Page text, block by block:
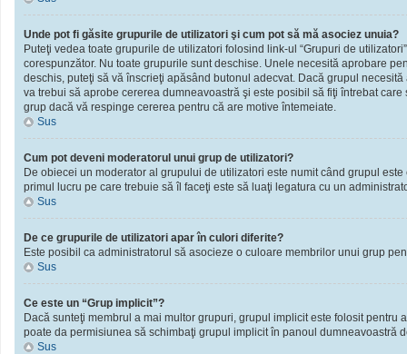
Unde pot fi găsite grupurile de utilizatori şi cum pot să mă asociez unuia?
Puteţi vedea toate grupurile de utilizatori folosind link-ul “Grupuri de
corespunzător. Nu toate grupurile sunt deschise. Unele necesită aprobare
deschis, puteţi să vă înscrieţi apăsând butonul adecvat. Dacă grupul
va trebui să aprobe cererea dumneavoastră şi este posibil să fiţi întrebat
grup dacă vă respinge cererea pentru că are motive întemeiate.
Sus
Cum pot deveni moderatorul unui grup de utilizatori?
De obiecei un moderator al grupului de utilizatori este numit când grupul
primul lucru pe care trebuie să îl faceţi este să luaţi legatura cu un
Sus
De ce grupurile de utilizatori apar în culori diferite?
Este posibil ca administratorul să asocieze o culoare membrilor unui grup
Sus
Ce este un “Grup implicit”?
Dacă sunteţi membrul a mai multor grupuri, grupul implicit este folosit
poate da permisiunea să schimbaţi grupul implicit în panoul dumneavoastră
Sus